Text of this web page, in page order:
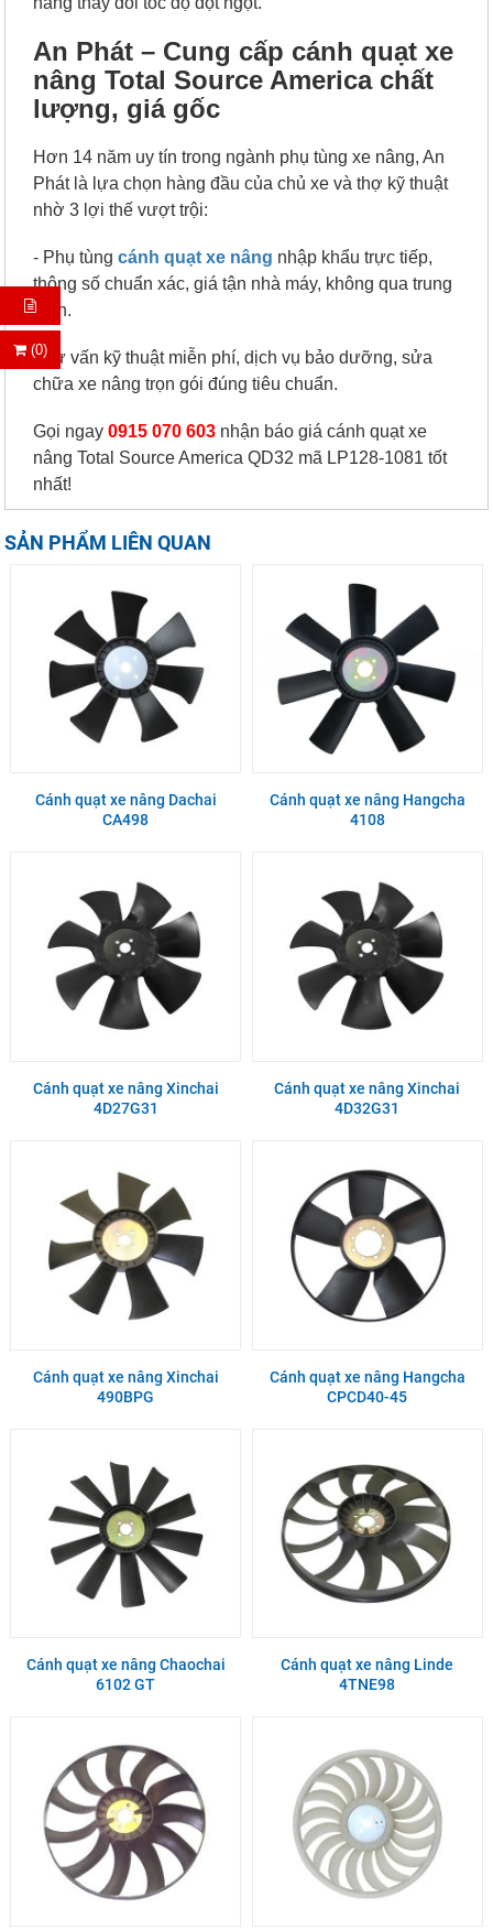
(0)
An Phát – Cung cấp cánh quạt xe
nâng Total Source America chất
lượng, giá gốc
Hơn 14 năm uy tín trong ngành phụ tùng xe nâng, An
Phát là lựa chọn hàng đầu của chủ xe và thợ kỹ thuật
nhờ 3 lợi thế vượt trội:
- Phụ tùngcánh quạt xe nâng nhập khẩu trực tiếp,
thông số chuẩn xác, giá tận nhà máy, không qua trung
gian.
- Tư vấn kỹ thuật miễn phí, dịch vụ bảo dưỡng, sửa
chữa xe nâng trọn gói đúng tiêu chuẩn.
Gọi ngay0915 070 603 nhận báo giá cánh quạt xe
nâng Total Source America QD32 mã LP128-1081 tốt
nhất!
SẢN PHẨM LIÊN QUAN
Cánh quạt xe nâng Dachai
CA498
Cánh quạt xe nâng Hangcha
4108
Cánh quạt xe nâng Xinchai
4D27G31
Cánh quạt xe nâng Xinchai
4D32G31
Cánh quạt xe nâng Xinchai
490BPG
Cánh quạt xe nâng Hangcha
CPCD40-45
Cánh quạt xe nâng Chaochai
6102 GT
Cánh quạt xe nâng Linde
4TNE98